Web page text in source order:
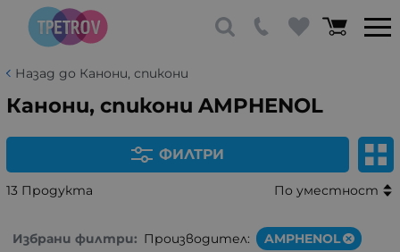
Назад до Канони, спикони
Канони, спикони AMPHENOL
ФИЛТРИ
13 Продукта По уместност
Избрани филтри: Производител: AMPHENOL